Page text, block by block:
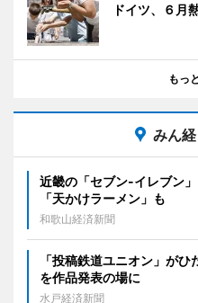
ドイツ、６月
もっ
みん
近畿の「セブン-イレブン
「天かけラーメン」も
和歌山経済新聞
「投稿鉄道ユニオン」が
を作品発表の場に
水戸経済新聞